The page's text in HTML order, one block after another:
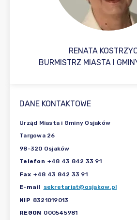
RENATA
BURMISTRZ MIASTA I
DANE KONTAKTOWE
Urząd Miasta i Gminy Osjaków
Targowa 26
98-320 Osjaków
Telefon +48 43 842 33 91
Fax +48 43 842 33 91
E-mail
sekretariat@osjakow.pl
NIP 8321019013
REGON 000545981